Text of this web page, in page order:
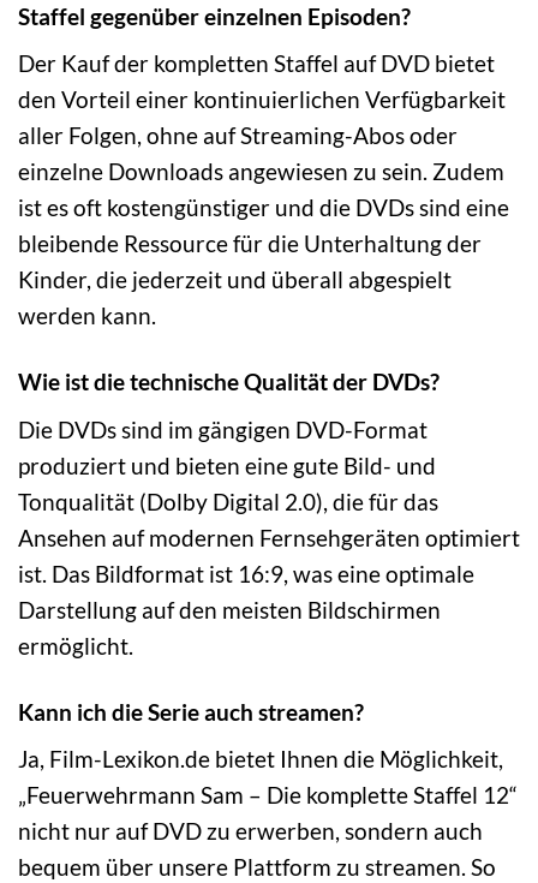
Staffel gegenüber einzelnen Episoden?
Der Kauf der kompletten Staffel auf DVD bietet
den Vorteil einer kontinuierlichen Verfügbarkeit
aller Folgen, ohne auf Streaming-Abos oder
einzelne Downloads angewiesen zu sein. Zudem
ist es oft kostengünstiger und die DVDs sind eine
bleibende Ressource für die Unterhaltung der
Kinder, die jederzeit und überall abgespielt
werden kann.
Wie ist die technische Qualität der DVDs?
Die DVDs sind im gängigen DVD-Format
produziert und bieten eine gute Bild- und
Tonqualität (Dolby Digital 2.0), die für das
Ansehen auf modernen Fernsehgeräten optimiert
ist. Das Bildformat ist 16:9, was eine optimale
Darstellung auf den meisten Bildschirmen
ermöglicht.
Kann ich die Serie auch streamen?
Ja, Film-Lexikon.de bietet Ihnen die Möglichkeit,
„Feuerwehrmann Sam – Die komplette Staffel 12“
nicht nur auf DVD zu erwerben, sondern auch
bequem über unsere Plattform zu streamen. So